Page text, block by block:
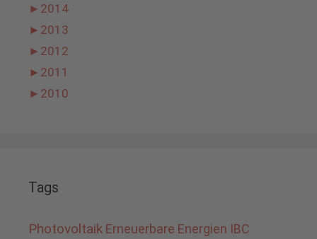
► 2014
► 2013
► 2012
► 2011
► 2010
Tags
Photovoltaik Erneuerbare Energien IBC